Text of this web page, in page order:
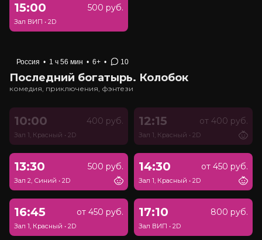
15:00 500 руб.
Зал ВИП • 2D
Россия • 1 ч 56 мин • 6+ • 10
Последний богатырь. Колобок
комедия, приключения, фэнтези
10:00 400 руб.
Зал 1, Красный • 2D
12:15 от 400 руб.
Зал 1, Красный • 2D
13:30 500 руб.
Зал 2, Синий • 2D
14:30 от 450 руб.
Зал 1, Красный • 2D
16:45 от 450 руб.
Зал 1, Красный • 2D
17:10 800 руб.
Зал ВИП • 2D